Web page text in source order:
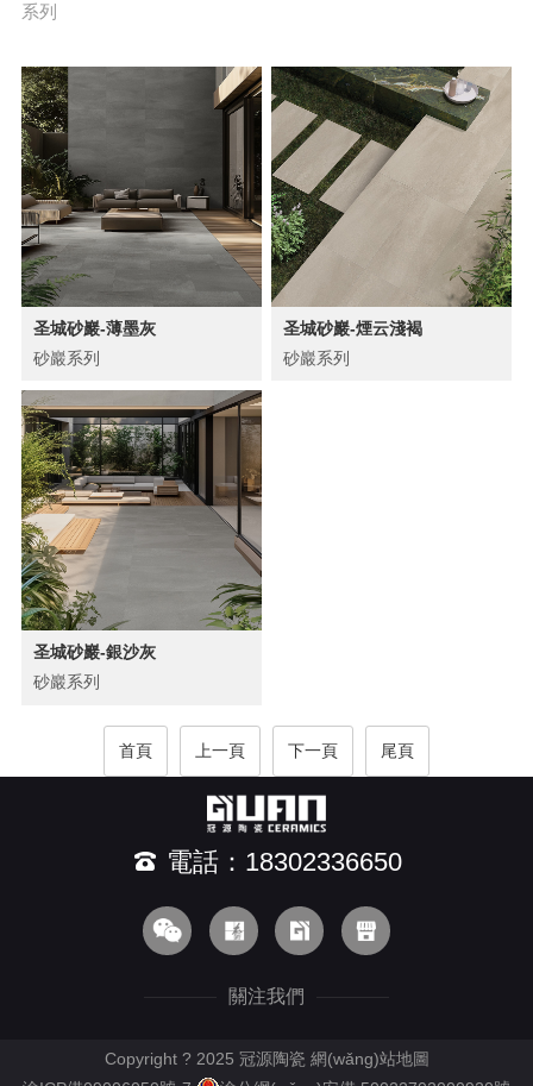
系列
圣城砂巖-薄墨灰
砂巖系列
圣城砂巖-煙云淺褐
砂巖系列
圣城砂巖-銀沙灰
砂巖系列
首頁 上一頁 下一頁 尾頁
電話：18302336650
關注我們
Copyright ? 2025 冠源陶瓷 網(wǎng)站地圖